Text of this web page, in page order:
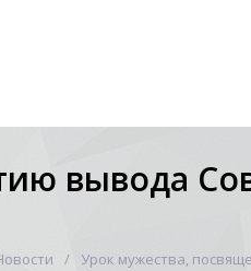
вывода
Урок мужества,